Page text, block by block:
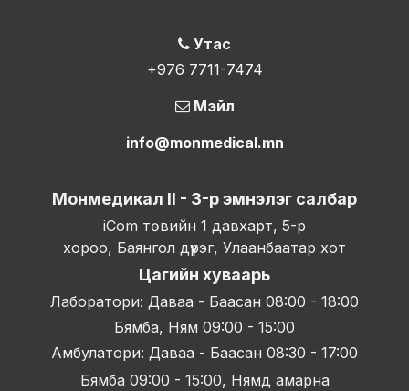
Утас
+976 7711-7474
Мэйл
info@monmedical.mn
Монмедикал II - 3-р эмнэлэг салбар
iCom төвийн 1 давхарт, 5-р
хороо, Баянгол дүүрэг, Улаанбаатар хот
Цагийн хуваарь
Лаборатори: Даваа - Баасан 08:00 - 18:00
Бямба, Ням 09:00 - 15:00
Амбулатори: Даваа - Баасан 08:30 - 17:00
Бямба 09:00 - 15:00, Нямд амарна